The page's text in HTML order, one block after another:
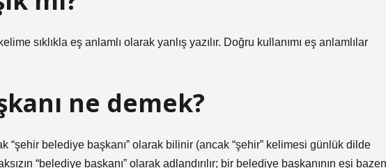
sıklıkla eş anlamlı olarak yanlış yazılır. Doğru kullanımı eş anlamlılar
ne demek?
“şehir belediye başkanı” olarak bilinir (ancak “şehir” kelimesi günlük dilde
“belediye başkanı” olarak adlandırılır; bir belediye başkanının eşi bazen